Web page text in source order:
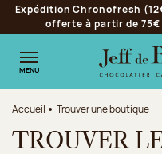
Aller à la navigation
Aller au contenu principal
Aller au pied de page
Expédition Chronofresh
offerte à partir de
MENU
Accueil Trouver une boutique
TROUVER